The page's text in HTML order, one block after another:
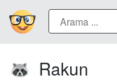
🦝 Rakun